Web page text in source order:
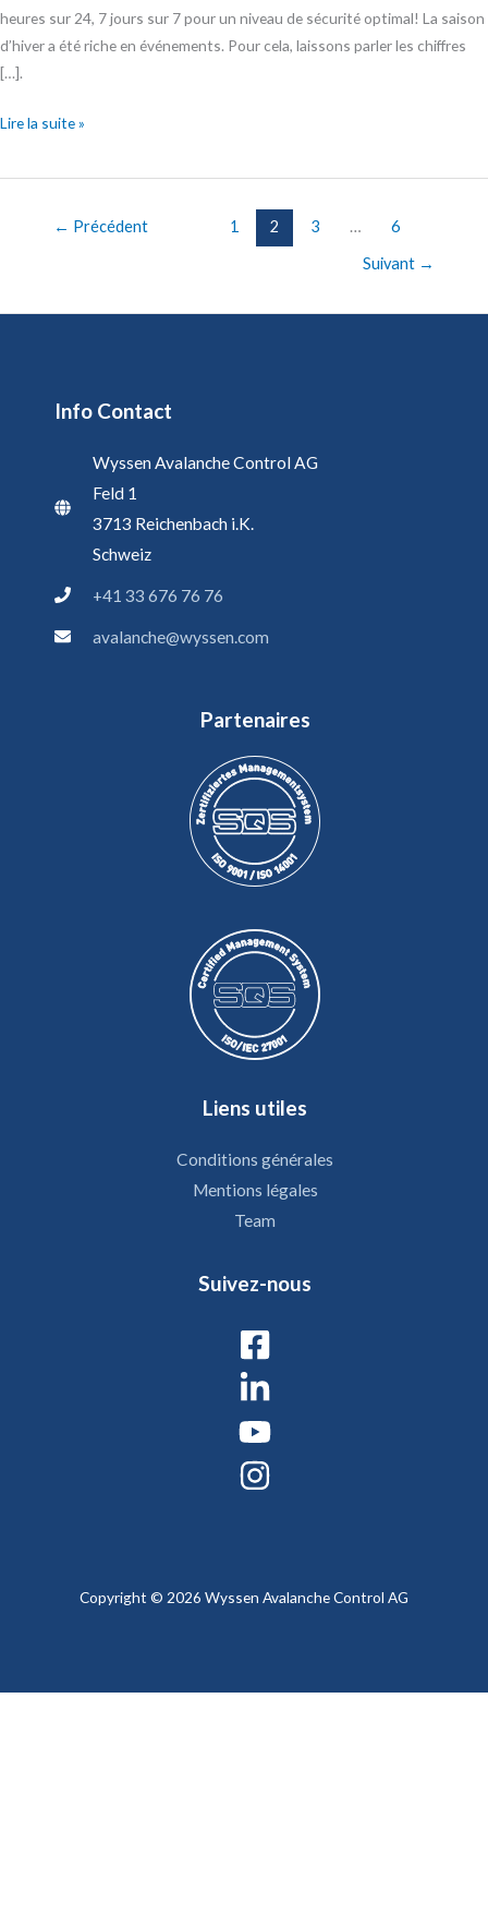
heures sur 24, 7 jours sur 7 pour un niveau de sécurité optimal! La saison
d’hiver a été riche en événements. Pour cela, laissons parler les chiffres
[…].
Lire la suite »
← Précédent 1 2 3 … 6
Suivant →
Info Contact
Wyssen Avalanche Control AG
Feld 1
3713 Reichenbach i.K.
Schweiz
+41 33 676 76 76
avalanche@wyssen.com
Partenaires
Liens utiles
Conditions générales
Mentions légales
Team
Suivez-nous
Copyright © 2026 Wyssen Avalanche Control AG